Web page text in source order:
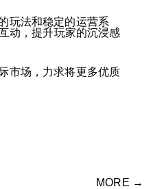
玩法和稳定的运营系
动，提升玩家的沉浸感
市场，力求将更多优质
MORE →